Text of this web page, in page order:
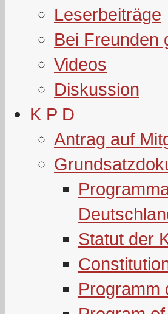
Leserbeiträge
Bei Freunden
Videos
Diskussion
K P D
Antrag auf
Statut der
Programm